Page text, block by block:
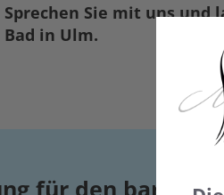
Sprechen Sie mit uns und
Bad in Ulm.